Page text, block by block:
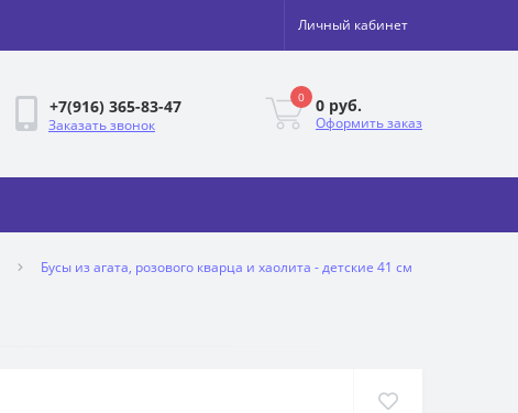
Личный кабинет
+7(916) 365-83-47
Заказать звонок
0 0 руб.
Оформить заказ
Бусы из агата, розового кварца и хаолита - детские 41 см